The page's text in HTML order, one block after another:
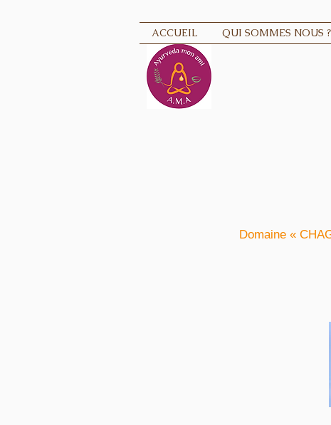
ACCUEIL QUI SOMMES NOUS ?
Domaine «